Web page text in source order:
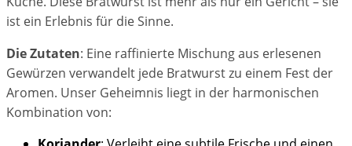
ist ein Erlebnis für die Sinne.
Die Zutaten: Eine raffinierte Mischung aus erlesenen
Gewürzen verwandelt jede Bratwurst zu einem Fest der
Aromen. Unser Geheimnis liegt in der harmonischen
Kombination von: